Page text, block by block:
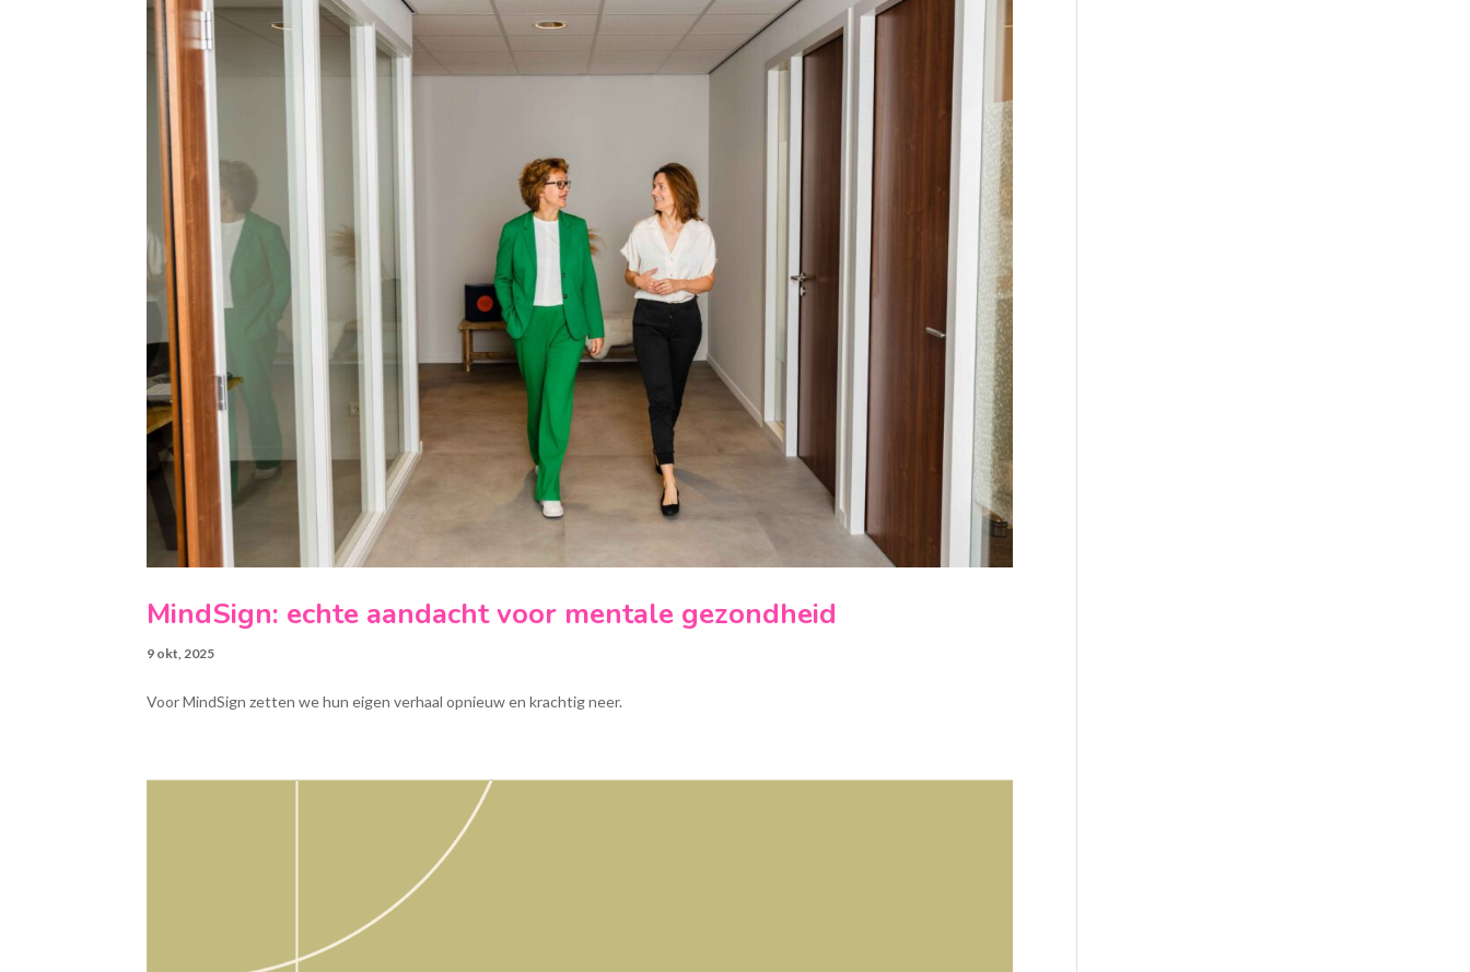
MindSign: echte aandacht voor mentale gezondheid
9 okt, 2025
Voor MindSign zetten we hun eigen verhaal opnieuw en krachtig neer.